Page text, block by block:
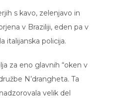
s kavo, zelenjavo in
v Braziliji, eden pa v
italijanska policija.
za eno glavnih “oken v
N’drangheta. Ta
velik del